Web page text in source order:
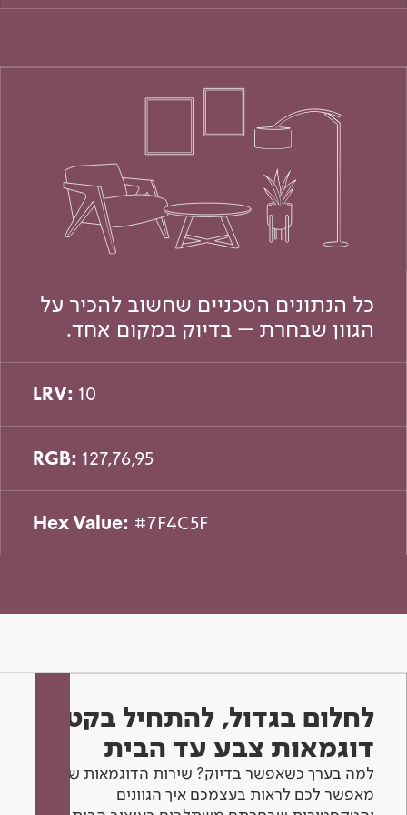
כל הנתונים הטכניים שחשוב להכיר על
הגוון שבחרת – בדיוק במקום אחד.
LRV: 10
RGB: 127,76,95
Hex Value: #7F4C5F
לחלום בגדול, להתחיל בקטן -
דוגמאות צבע עד הבית
למה בערך כשאפשר בדיוק? שירות הדוגמאות שלנו
מאפשר לכם לראות בעצמכם איך הגוונים